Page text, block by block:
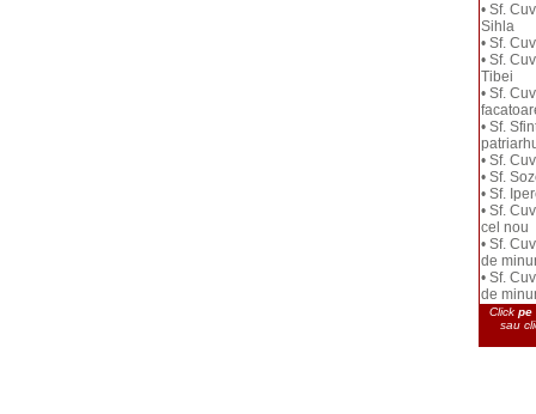
• Sf.
Sihla
• Sf.
• Sf.
Tibei
• Sf.
• Sf.
• Sf.
• Sf.
• Sf.
• Sf.
cel nou
• Sf.
de
• Sf.
de
Click pe
sau